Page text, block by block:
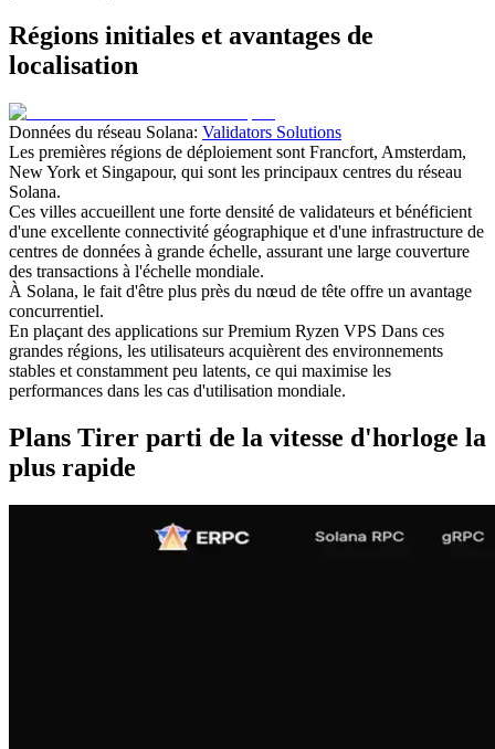
Régions initiales et avantages de
localisation
Données du réseau Solana: Validators Solutions
Les premières régions de déploiement sont Francfort, Amsterdam,
New York et Singapour, qui sont les principaux centres du réseau
Solana.
Ces villes accueillent une forte densité de validateurs et bénéficient
d'une excellente connectivité géographique et d'une infrastructure de
centres de données à grande échelle, assurant une large couverture
des transactions à l'échelle mondiale.
À Solana, le fait d'être plus près du nœud de tête offre un avantage
concurrentiel.
En plaçant des applications sur Premium Ryzen VPS Dans ces
grandes régions, les utilisateurs acquièrent des environnements
stables et constamment peu latents, ce qui maximise les
performances dans les cas d'utilisation mondiale.
Plans Tirer parti de la vitesse d'horloge la
plus rapide